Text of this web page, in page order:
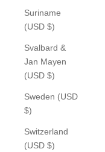
Suriname
(USD $)
Svalbard &
Jan Mayen
(USD $)
Sweden (USD
$)
Switzerland
(USD $)